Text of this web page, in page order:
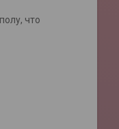
что